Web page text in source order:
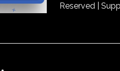
Reserved |